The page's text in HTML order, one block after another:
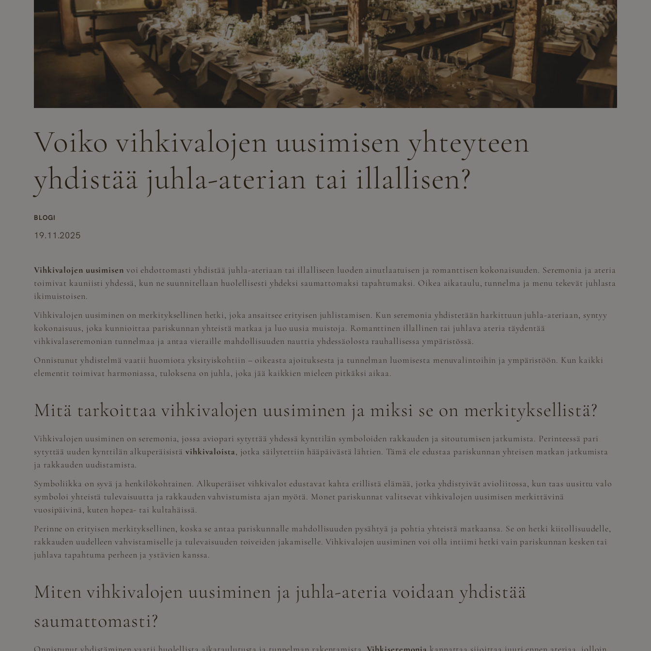
Voiko vihkivalojen uusimisen yhteyteen
yhdistää juhla-aterian tai illallisen?
BLOGI
19.11.2025
Vihkivalojen uusimisen voi ehdottomasti yhdistää juhla-ateriaan tai illalliseen luoden ainutlaatuisen ja romanttisen kokonaisuuden. Seremonia ja ateria
toimivat kauniisti yhdessä, kun ne suunnitellaan huolellisesti yhdeksi saumattomaksi tapahtumaksi. Oikea aikataulu, tunnelma ja menu tekevät juhlasta
ikimuistoisen.
Vihkivalojen uusiminen on merkityksellinen hetki, joka ansaitsee erityisen juhlistamisen. Kun seremonia yhdistetään harkittuun juhla-ateriaan, syntyy
kokonaisuus, joka kunnioittaa pariskunnan yhteistä matkaa ja luo uusia muistoja. Romanttinen illallinen tai juhlava ateria täydentää
vihkivalaseremonian tunnelmaa ja antaa vieraille mahdollisuuden nauttia yhdessäolosta rauhallisessa ympäristössä.
Onnistunut yhdistelmä vaatii huomiota yksityiskohtiin – oikeasta ajoituksesta ja tunnelman luomisesta menuvalintoihin ja ympäristöön. Kun kaikki
elementit toimivat harmoniassa, tuloksena on juhla, joka jää kaikkien mieleen pitkäksi aikaa.
Mitä tarkoittaa vihkivalojen uusiminen ja miksi se on merkityksellistä?
Vihkivalojen uusiminen on seremonia, jossa aviopari sytyttää yhdessä kynttilän symboloiden rakkauden ja sitoutumisen jatkumista. Perinteessä pari
sytyttää uuden kynttilän alkuperäisistä vihkivaloista, jotka säilytettiin hääpäivästä lähtien. Tämä ele edustaa pariskunnan yhteisen matkan jatkumista
ja rakkauden uudistamista.
Symboliikka on syvä ja henkilökohtainen. Alkuperäiset vihkivalot edustavat kahta erillistä elämää, jotka yhdistyivät avioliitossa, kun taas uusittu valo
symboloi yhteistä tulevaisuutta ja rakkauden vahvistumista ajan myötä. Monet pariskunnat valitsevat vihkivalojen uusimisen merkittävinä
vuosipäivinä, kuten hopea- tai kultahäissä.
Perinne on erityisen merkityksellinen, koska se antaa pariskunnalle mahdollisuuden pysähtyä ja pohtia yhteistä matkaansa. Se on hetki kiitollisuudelle,
rakkauden uudelleen vahvistamiselle ja tulevaisuuden toiveiden jakamiselle. Vihkivalojen uusiminen voi olla intiimi hetki vain pariskunnan kesken tai
juhlava tapahtuma perheen ja ystävien kanssa.
Miten vihkivalojen uusiminen ja juhla-ateria voidaan yhdistää
saumattomasti?